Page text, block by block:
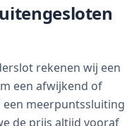
rekenen wij een
een afwijkend of
meerpuntssluiting
de prijs altijd vooraf